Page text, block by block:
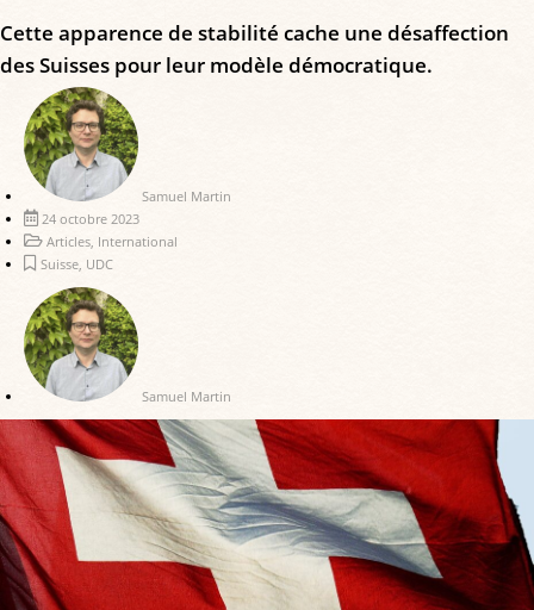
Cette apparence de stabilité cache une désaffection
des Suisses pour leur modèle démocratique.
Samuel Martin
24 octobre 2023
Articles, International
Suisse, UDC
Samuel Martin